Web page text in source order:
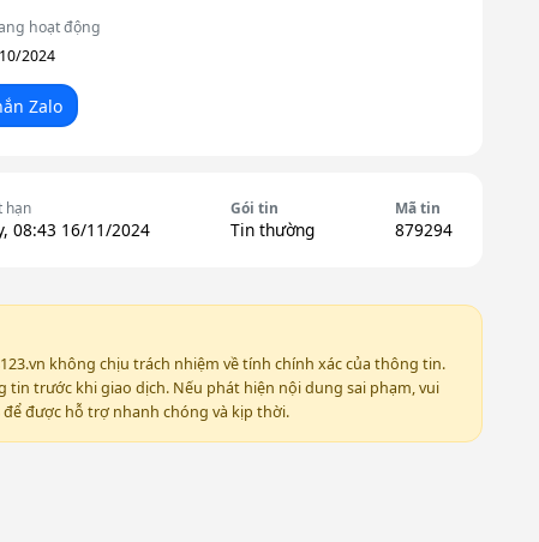
hoạt động
2024
Zalo
hạn
08:43 16/11/2024
Gói tin
Tin thường
Mã tin
879294
không chịu trách nhiệm về tính chính xác của thông tin.
trước khi giao dịch. Nếu phát hiện nội dung sai phạm, vui
được hỗ trợ nhanh chóng và kịp thời.